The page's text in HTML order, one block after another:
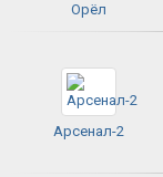
Орёл
Арсенал-2